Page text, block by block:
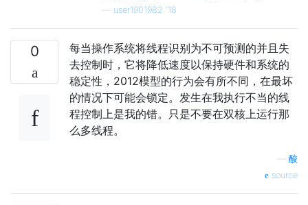
user1901982 '18
0
每当操作系统将线程识别为不可预测的并且失
去控制时，它将降低速度以保持硬件和系统的
稳定性，2012模型的行为会有所不同，在最坏
的情况下可能会锁定。发生在我执行不当的线
程控制上是我的错。只是不要在双核上运行那
么多线程。
酸
source